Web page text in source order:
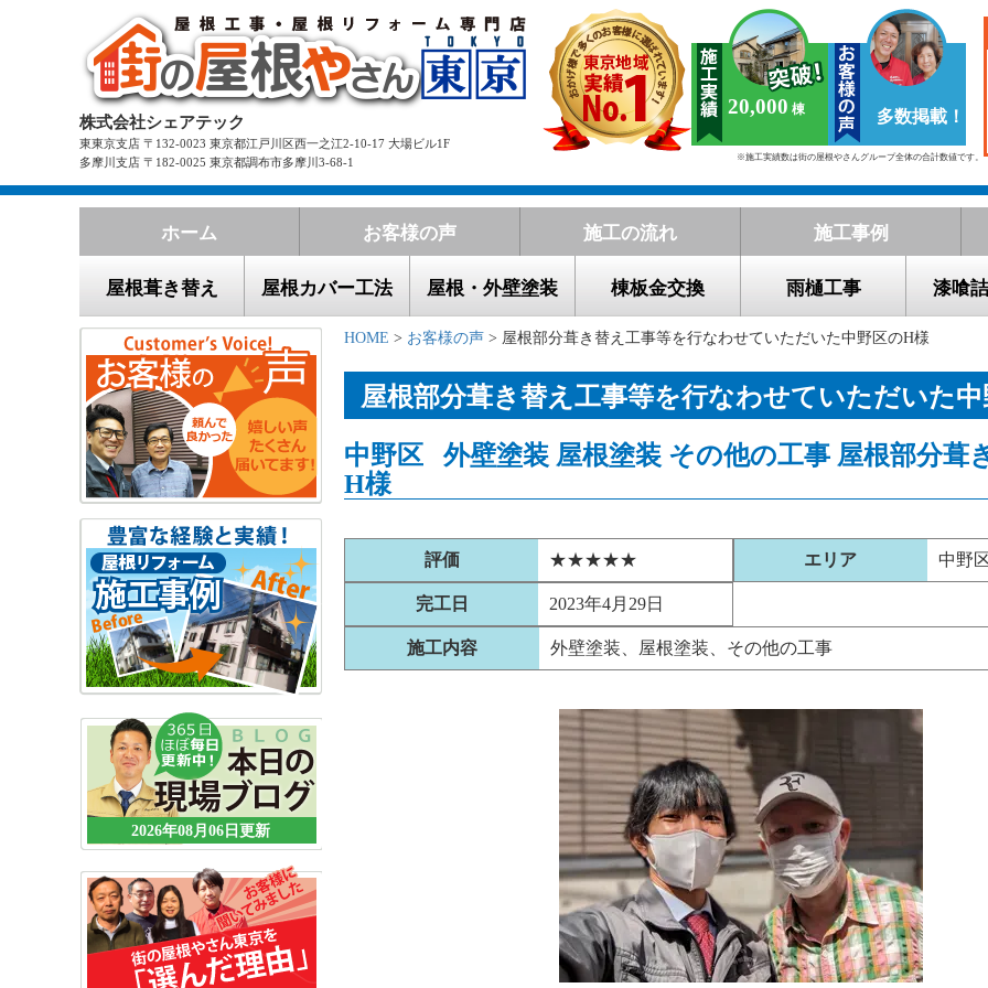
株式会社シェアテック
東東京支店 〒132-0023 東京都江戸川区西一之江2-10-17 大場ビル1F
多摩川支店 〒182-0025 東京都調布市多摩川3-68-1
20,000 多数掲載！
※施工実績数は街の屋根やさんグループ全体の合計数値です。
ホーム お客様の声 施工の流れ 施工事例
屋根葺き替え 屋根カバー工法 屋根・外壁塗装 棟板金交換 雨樋工事 漆喰
2026年08月06日更新
HOME > お客様の声 > 屋根部分葺き替え工事等を行なわせていただいた中野区のH様
屋根部分葺き替え工事等を行なわせていただいた
中野区 外壁塗装 屋根塗装 その他の工事 屋根部分葺
H様
評価 ★★★★★ エリア 中野
完工日 2023年4月29日
施工内容 外壁塗装、屋根塗装、その他の工事